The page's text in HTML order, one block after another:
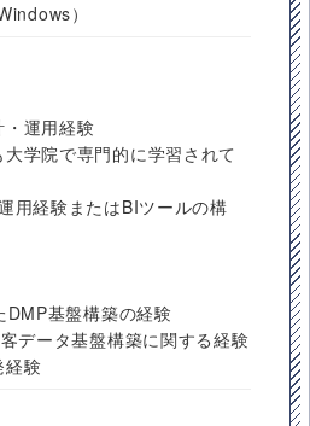
）
・運用経験
大学院で専門的に学習されて
用経験またはBIツールの構
DMP基盤構築の経験
データ基盤構築に関する経験
経験